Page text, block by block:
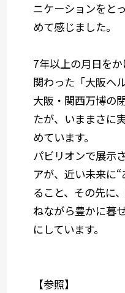
ニケーションをと
めて感じました。
7年以上の月日を
関わった「大阪ヘ
大阪・関西万博の
たが、いままさに
めています。
パビリオンで展示
アが、近い未来に
ること、その先に
ねながら豊かに暮
にしています。
【参照】